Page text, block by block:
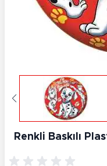
Renkli Baskılı